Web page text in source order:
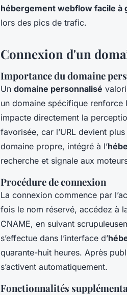
hébergement webflow facile à
lors des pics de trafic.
Connexion d'un
Importance du domaine
Un domaine personnalisé
un domaine spécifique
impacte directement la
favorisée, car l’URL devient plus
domaine propre, intégré à l’
recherche et signale aux
Procédure de connexion
La connexion commence par
fois le nom réservé, accédez à
CNAME, en suivant
s’effectue dans l’interface d’
quarante-huit heures. Après
s’activent automatiquement.
Fonctionnalités